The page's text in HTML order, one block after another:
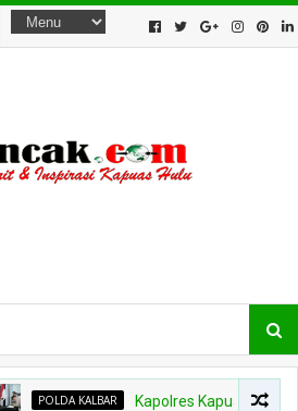
POLDA KALBAR Kapolres Kapuas Hulu